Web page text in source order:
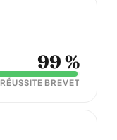
99 %
RÉUSSITE BREVET